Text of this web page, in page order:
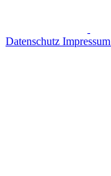
Datenschutz Impressum